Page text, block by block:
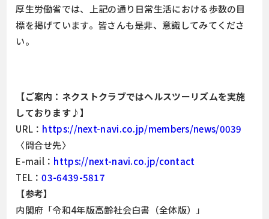
厚生労働省では、上記の通り日常生活における歩数の目
標を掲げています。皆さんも是非、意識してみてくださ
い。
【ご案内：ネクストクラブではヘルスツーリズムを実施
しております♪】
URL： https://next-navi.co.jp/members/news/0039
〈問合せ先〉
E-mail： https://next-navi.co.jp/contact
TEL：03-6439-5817
【参考】
内閣府「令和4年版高齢社会白書（全体版）」